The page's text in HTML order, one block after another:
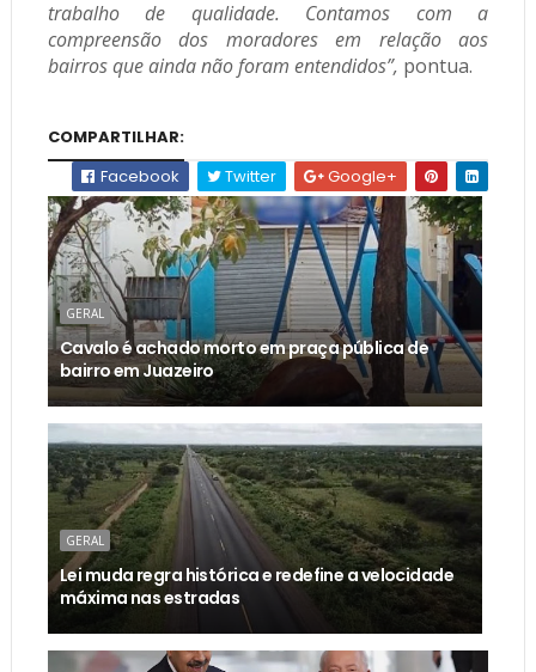
trabalho de qualidade. Contamos com a
compreensão dos moradores em relação aos
bairros que ainda não foram entendidos”, pontua.
COMPARTILHAR:
Facebook
Twitter Google+
GERAL
Cavalo é achado morto em praça pública de
bairro em Juazeiro
GERAL
Lei muda regra histórica e redefine a velocidade
máxima nas estradas